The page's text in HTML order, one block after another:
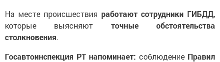
На месте происшествия работают сотрудники ГИБДД,
которые выясняют точные обстоятельства
столкновения.
Госавтоинспекция РТ напоминает: соблюдение Правил